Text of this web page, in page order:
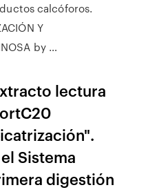
calcóforos.
Y
by …
lectura
Sistema
digestión